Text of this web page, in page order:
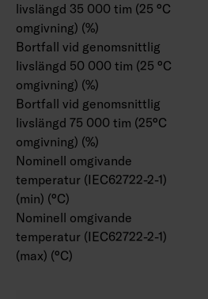
livslängd 35 000 tim (25 °C
omgivning) (%)
Bortfall vid genomsnittlig
livslängd 50 000 tim (25 °C
omgivning) (%)
Bortfall vid genomsnittlig
livslängd 75 000 tim (25°C
omgivning) (%)
Nominell omgivande
temperatur (IEC62722-2-1)
(min) (°C)
Nominell omgivande
temperatur (IEC62722-2-1)
(max) (°C)